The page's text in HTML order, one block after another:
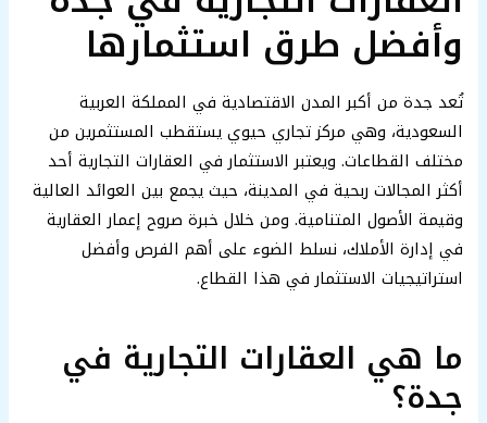
وأفضل طرق استثمارها
تُعد جدة من أكبر المدن الاقتصادية في المملكة العربية
السعودية، وهي مركز تجاري حيوي يستقطب المستثمرين من
مختلف القطاعات. ويعتبر الاستثمار في العقارات التجارية أحد
أكثر المجالات ربحية في المدينة، حيث يجمع بين العوائد العالية
وقيمة الأصول المتنامية. ومن خلال خبرة صروح إعمار العقارية
في إدارة الأملاك، نسلط الضوء على أهم الفرص وأفضل
استراتيجيات الاستثمار في هذا القطاع.
ما هي العقارات التجارية في
جدة؟